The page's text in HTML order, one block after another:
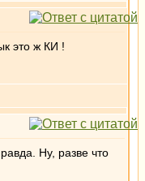
это ж КИ !
Ну, разве что